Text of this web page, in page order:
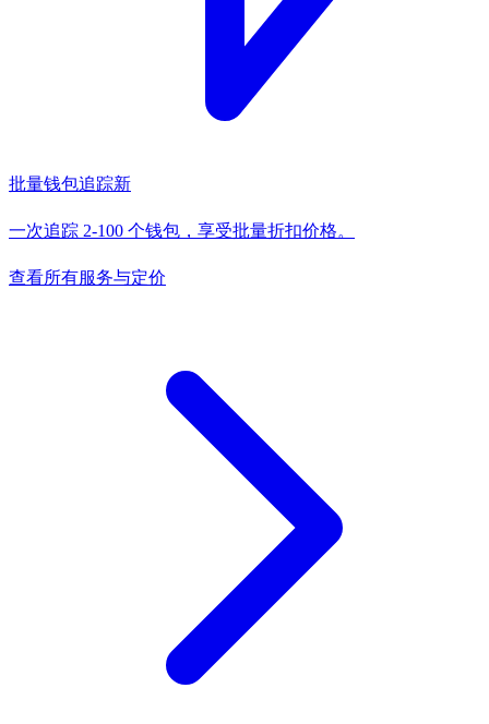
批量钱包追踪新
一次追踪 2-100 个钱包，享受批量折扣价格。
查看所有服务与定价